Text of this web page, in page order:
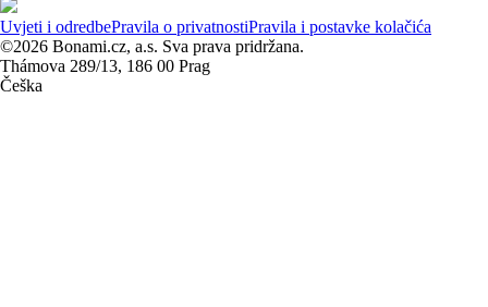
Uvjeti i odredbePravila o privatnostiPravila i postavke kolačića
©2026 Bonami.cz, a.s. Sva prava pridržana.
Thámova 289/13, 186 00 Prag
Češka